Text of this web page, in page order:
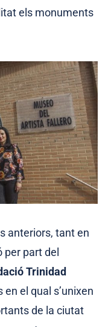
els monuments
anteriors, tant en
part del
Trinidad
el qual s’unixen
de la ciutat